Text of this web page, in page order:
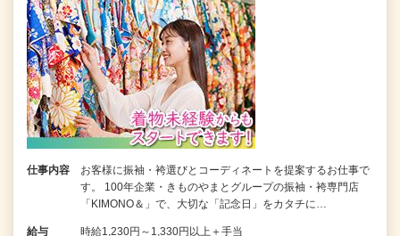
仕事内容
お客様に振袖・袴選びとコーディネートを提案するお仕事で
す。 100年企業・きものやまとグループの振袖・袴専門店
「KIMONO＆」で、大切な「記念日」をカタチに…
給与 時給1,230円～1,330円以上＋手当